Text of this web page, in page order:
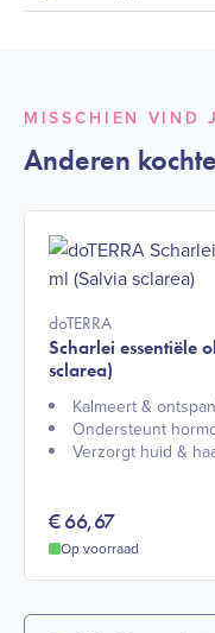
MISSCHIEN VIND
Anderen
doTERRA
Scharlei essentiële
sclarea)
Kalmeert &
Ondersteunt
Verzorgt huid &
€66,67
Op voorraad